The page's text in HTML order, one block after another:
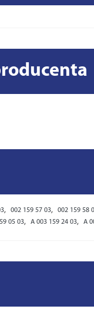
, 002 159 57 03, 002 159 58
05 03, A 003 159 24 03, A